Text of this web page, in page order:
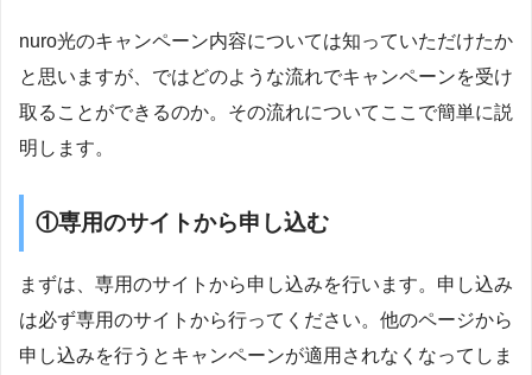
nuro光のキャンペーン内容については知っていただけたか
と思いますが、ではどのような流れでキャンペーンを受け
取ることができるのか。その流れについてここで簡単に説
明します。
①専用のサイトから申し込む
まずは、専用のサイトから申し込みを行います。申し込み
は必ず専用のサイトから行ってください。他のページから
申し込みを行うとキャンペーンが適用されなくなってしま